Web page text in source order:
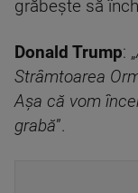
grăbește să
Donald Trump: „
Strâmtoarea
Așa că vom
grabă”.